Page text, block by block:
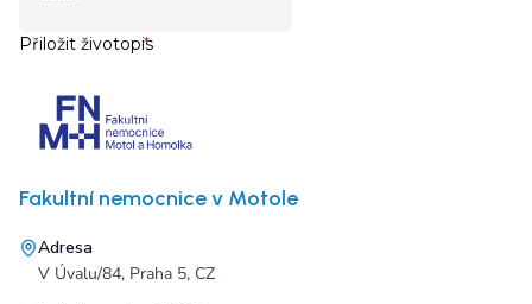
Fakultní nemocnice v Motole
Adresa
V Úvalu/84, Praha 5, CZ